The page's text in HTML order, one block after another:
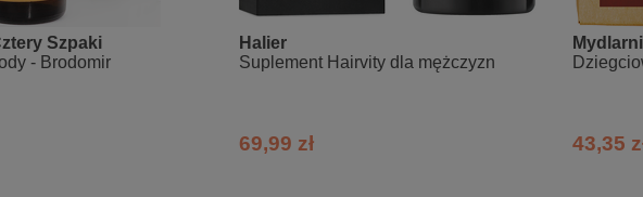
Szpaki
- Brodomir
Halier
Suplement Hairvity dla mężczyzn
69,99 zł 43,35